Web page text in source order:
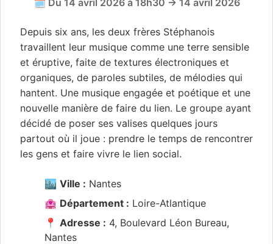
🗓️ Du 14 avril 2026 à 18h30 → 14 avril 2026
Depuis six ans, les deux frères Stéphanois
travaillent leur musique comme une terre sensible
et éruptive, faite de textures électroniques et
organiques, de paroles subtiles, de mélodies qui
hantent. Une musique engagée et poétique et une
nouvelle manière de faire du lien. Le groupe ayant
décidé de poser ses valises quelques jours
partout où il joue : prendre le temps de rencontrer
les gens et faire vivre le lien social.
🏙️ Ville : Nantes
🏩 Département : Loire-Atlantique
📍 Adresse : 4, Boulevard Léon Bureau,
Nantes